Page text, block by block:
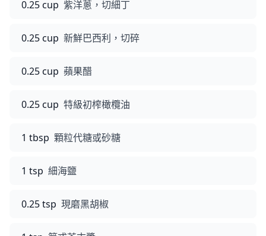
0.25 cup 紫洋蔥，切細丁
0.25 cup 新鮮巴西利，切碎
0.25 cup 蘋果醋
0.25 cup 特級初榨橄欖油
1 tbsp 顆粒代糖或砂糖
1 tsp 細海鹽
0.25 tsp 現磨黑胡椒